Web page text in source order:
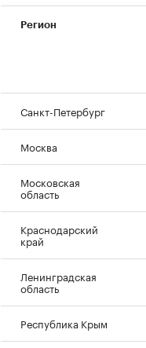
Регион
Санкт-Петербург
Москва
Московская
область
Краснодарский
край
Ленинградская
область
Республика Крым